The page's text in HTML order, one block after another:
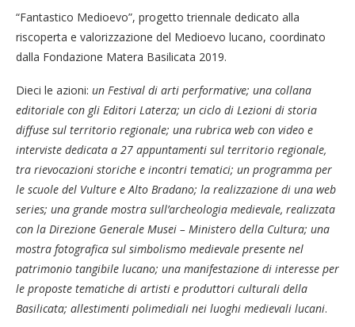
“Fantastico Medioevo”, progetto triennale dedicato alla
riscoperta e valorizzazione del Medioevo lucano, coordinato
dalla Fondazione Matera Basilicata 2019.
Dieci le azioni: un Festival di arti performative; una collana
editoriale con gli Editori Laterza; un ciclo di Lezioni di storia
diffuse sul territorio regionale; una rubrica web con video e
interviste dedicata a 27 appuntamenti sul territorio regionale,
tra rievocazioni storiche e incontri tematici; un programma per
le scuole del Vulture e Alto Bradano; la realizzazione di una web
series; una grande mostra sull’archeologia medievale, realizzata
con la Direzione Generale Musei – Ministero della Cultura; una
mostra fotografica sul simbolismo medievale presente nel
patrimonio tangibile lucano; una manifestazione di interesse per
le proposte tematiche di artisti e produttori culturali della
Basilicata; allestimenti polimediali nei luoghi medievali lucani.